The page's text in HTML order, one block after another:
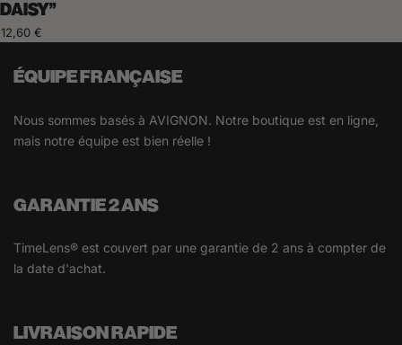
DAISY"
12,60 €
ÉQUIPE FRANÇAISE
Nous sommes basés à AVIGNON. Notre boutique est en ligne,
mais notre équipe est bien réelle !
GARANTIE 2 ANS
TimeLens® est couvert par une garantie de 2 ans à compter de
la date d'achat.
LIVRAISON RAPIDE